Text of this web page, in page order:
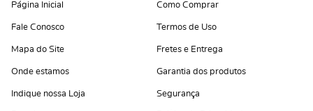
Página Inicial
Fale Conosco
Mapa do Site
Onde estamos
Indique nossa Loja
Como Comprar
Termos de Uso
Fretes e Entrega
Garantia dos produtos
Segurança